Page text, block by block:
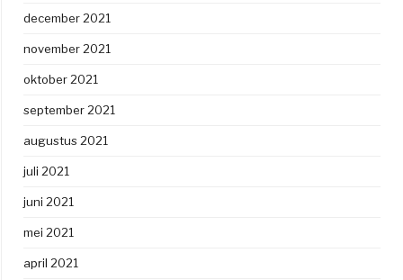
december 2021
november 2021
oktober 2021
september 2021
augustus 2021
juli 2021
juni 2021
mei 2021
april 2021